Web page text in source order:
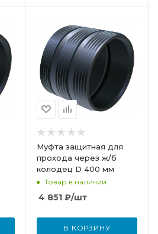
Муфта защитная для
прохода через ж/б
колодец D 400 мм
Товар в наличии
4 851₽/шт
В КОРЗИНУ